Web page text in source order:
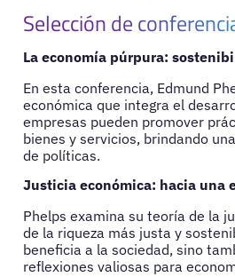
Selección de
La economía púrpura:
En esta conferencia, Edmund
económica que integra el
empresas pueden promover
bienes y servicios, brindando
de políticas.
Justicia económica: hacia una
Phelps examina su teoría de la
de la riqueza más justa y
beneficia a la sociedad, sino
reflexiones valiosas para